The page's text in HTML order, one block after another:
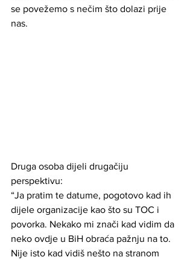
se povežemo s nečim što dolazi prije
nas.
Druga osoba dijeli drugačiju
perspektivu:
“Ja pratim te datume, pogotovo kad ih
dijele organizacije kao što su TOC i
povorka. Nekako mi znači kad vidim da
neko ovdje u BiH obraća pažnju na to.
Nije isto kad vidiš nešto na stranom